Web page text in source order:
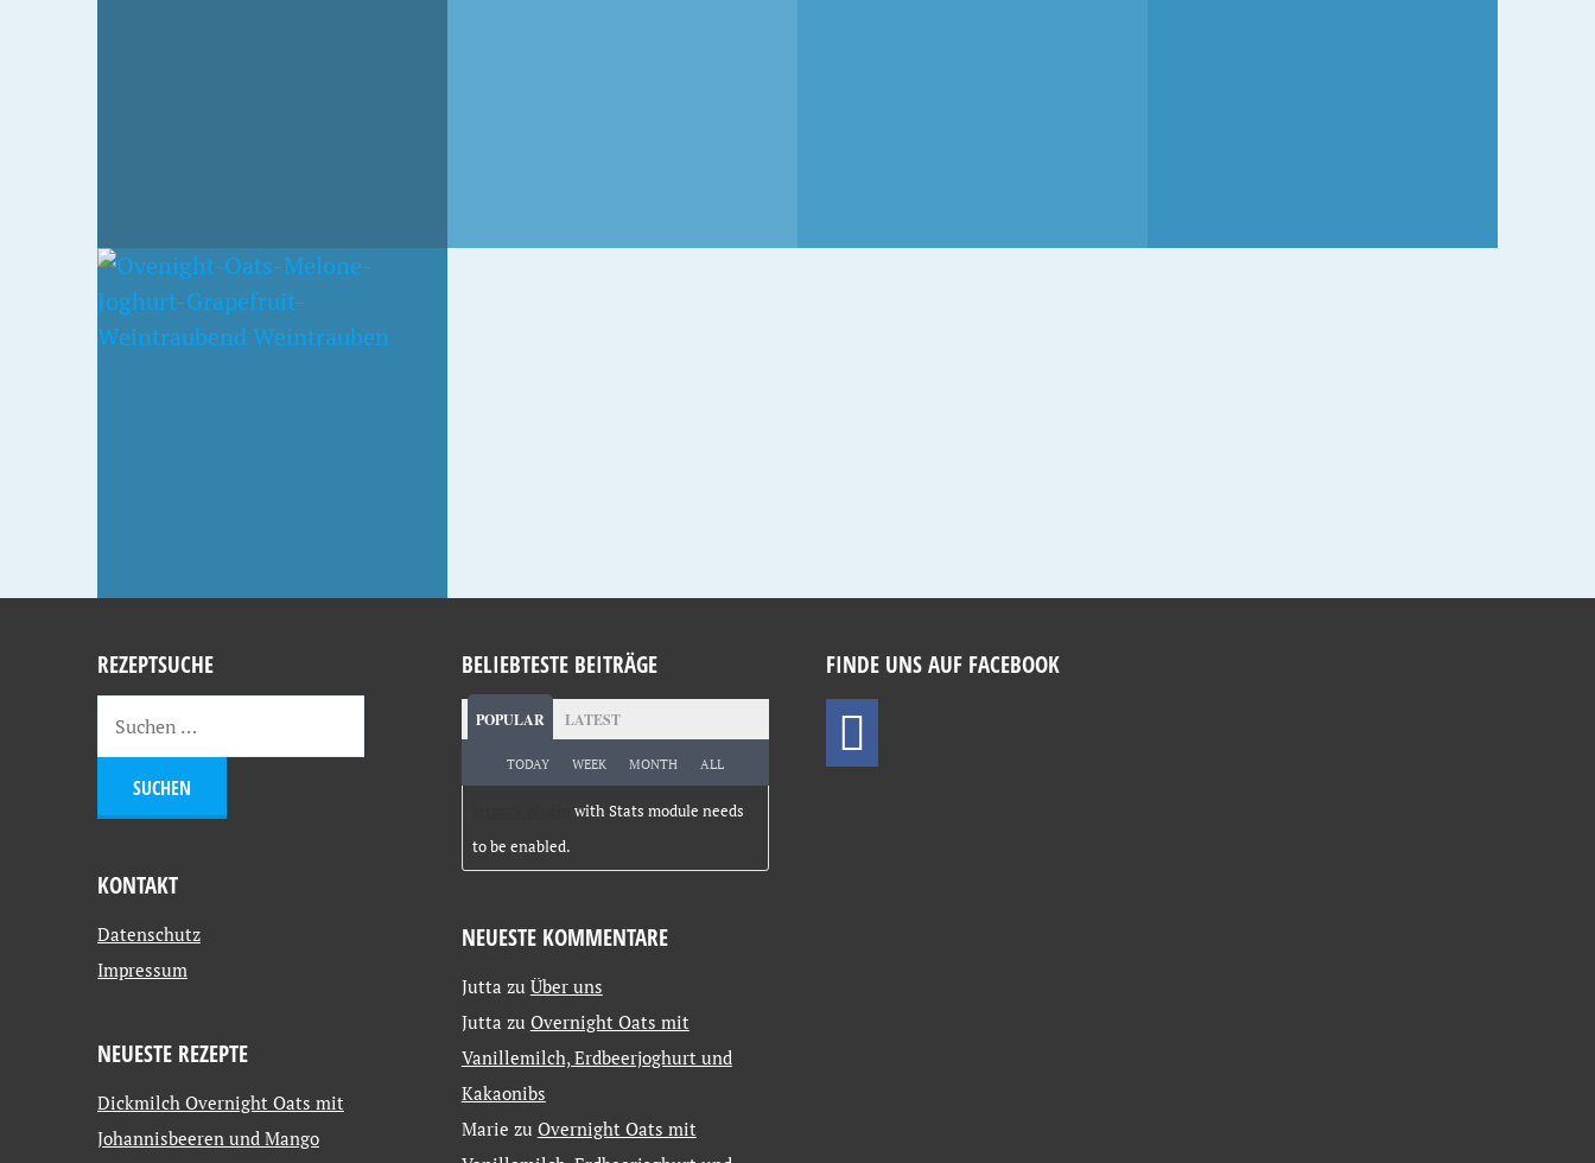
REZEPTSUCHE
KONTAKT
Datenschutz
Impressum
NEUESTE REZEPTE
Dickmilch Overnight Oats mit
Johannisbeeren und Mango
BELIEBTESTE BEITRÄGE
POPULAR LATEST
TODAY WEEK MONTH ALL
with Stats module needs
to be enabled.
NEUESTE KOMMENTARE
Jutta zu Über uns
Jutta zu Overnight Oats mit
Vanillemilch, Erdbeerjoghurt und
Kakaonibs
Marie zu Overnight Oats mit
FINDE UNS AUF FACEBOOK